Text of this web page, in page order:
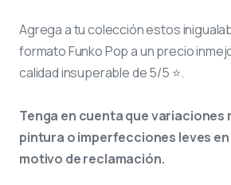
Agrega a tu colección estos
formato Funko Pop a un precio
calidad insuperable de 5/5 ⭐.
Tenga en cuenta que variaciones
pintura o imperfecciones leves en
motivo de reclamación.